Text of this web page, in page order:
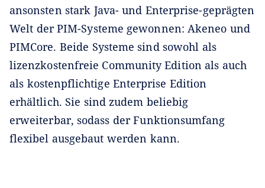
ansonsten stark Java- und Enterprise-geprägten
Welt der PIM-Systeme gewonnen: Akeneo und
PIMCore. Beide Systeme sind sowohl als
lizenzkostenfreie Community Edition als auch
als kostenpflichtige Enterprise Edition
erhältlich. Sie sind zudem beliebig
erweiterbar, sodass der Funktionsumfang
flexibel ausgebaut werden kann.